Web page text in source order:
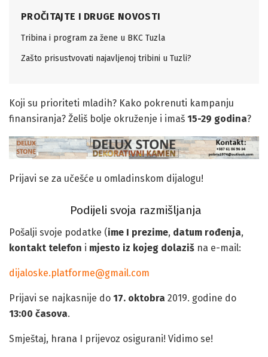
PROČITAJTE I DRUGE NOVOSTI
Tribina i program za žene u BKC Tuzla
Zašto prisustvovati najavljenoj tribini u Tuzli?
Koji su prioriteti mladih? Kako pokrenuti kampanju
finansiranja? Želiš bolje okruženje i imaš 15-29 godina?
Prijavi se za učešće u omladinskom dijalogu!
Podijeli svoja razmišljanja
Pošalji svoje podatke (ime I prezime, datum rođenja,
kontakt telefon i mjesto iz kojeg dolaziš na e-mail:
dijaloske.platforme@gmail.com
Prijavi se najkasnije do 17. oktobra 2019. godine do
13:00 časova.
Smještaj, hrana I prijevoz osigurani! Vidimo se!